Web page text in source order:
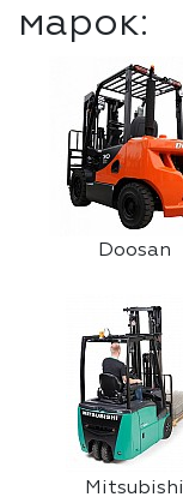
марок:
Doosan
Mitsubishi